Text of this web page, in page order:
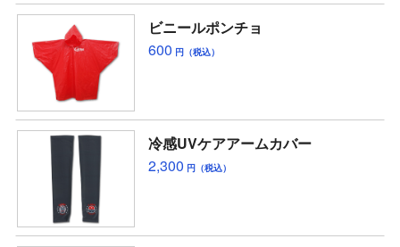
ビニールポンチョ
600 円（税込）
冷感UVケアアームカバー
2,300 円（税込）